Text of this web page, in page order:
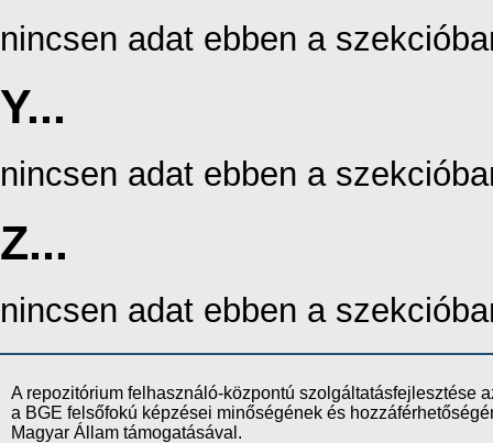
nincsen adat ebben a
Y...
nincsen adat ebben a
Z...
nincsen adat ebben a
A repozitórium felhasználó-központú szolgáltatásfejlesztése
a BGE felsőfokú képzései minőségének és
Magyar Állam támogatásával.